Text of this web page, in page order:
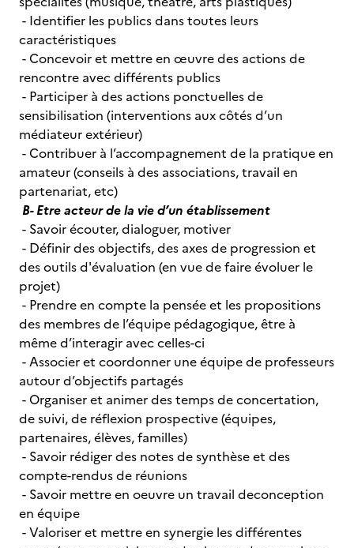
- Identifier les publics dans toutes leurs
caractéristiques
- Concevoir et mettre en œuvre des actions de
rencontre avec différents publics
- Participer à des actions ponctuelles de
sensibilisation (interventions aux côtés d’un
médiateur extérieur)
- Contribuer à l’accompagnement de la pratique en
amateur (conseils à des associations, travail en
partenariat, etc)
B- Etre acteur de la vie d’un établissement
- Savoir écouter, dialoguer, motiver
- Définir des objectifs, des axes de progression et
des outils d'évaluation (en vue de faire évoluer le
projet)
- Prendre en compte la pensée et les propositions
des membres de l’équipe pédagogique, être à
même d’interagir avec celles-ci
- Associer et coordonner une équipe de professeurs
autour d’objectifs partagés
- Organiser et animer des temps de concertation,
de suivi, de réflexion prospective (équipes,
partenaires, élèves, familles)
- Savoir rédiger des notes de synthèse et des
compte-rendus de réunions
- Savoir mettre en oeuvre un travail deconception
en équipe
- Valoriser et mettre en synergie les différentes